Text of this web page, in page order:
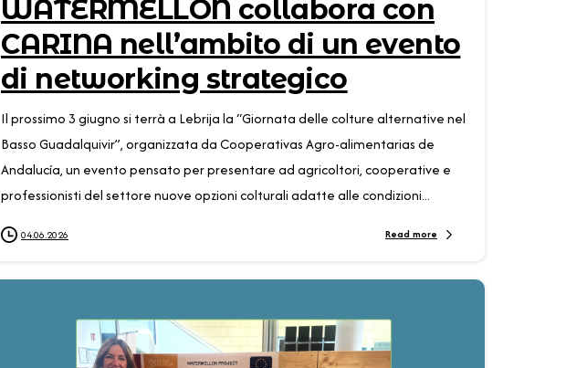
WATERMELLON collabora con
CARINA nell’ambito di un evento
di networking strategico
Il prossimo 3 giugno si terrà a Lebrija la “Giornata delle colture alternative nel
Basso Guadalquivir”, organizzata da Cooperativas Agro-alimentarias de
Andalucía, un evento pensato per presentare ad agricoltori, cooperative e
professionisti del settore nuove opzioni colturali adatte alle condizioni...
04.06.2026 Read more